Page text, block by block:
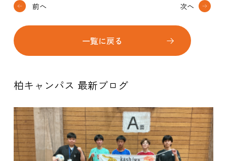
前へ
一覧に戻る
次へ
柏キャンパス 最新ブログ